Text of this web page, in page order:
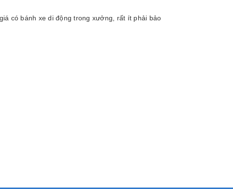
có bánh xe di động trong xưởng, rất ít phải bảo